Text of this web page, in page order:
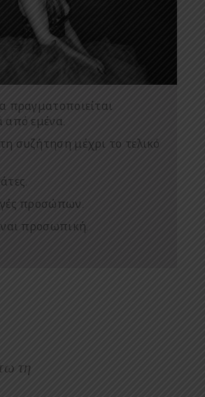
πραγματοποιείται
από εμένα.
συζήτηση μέχρι το τελικό
προσώπων.
προσωπική.
τη